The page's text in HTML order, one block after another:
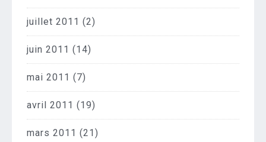
juillet 2011 (2)
juin 2011 (14)
mai 2011 (7)
avril 2011 (19)
mars 2011 (21)